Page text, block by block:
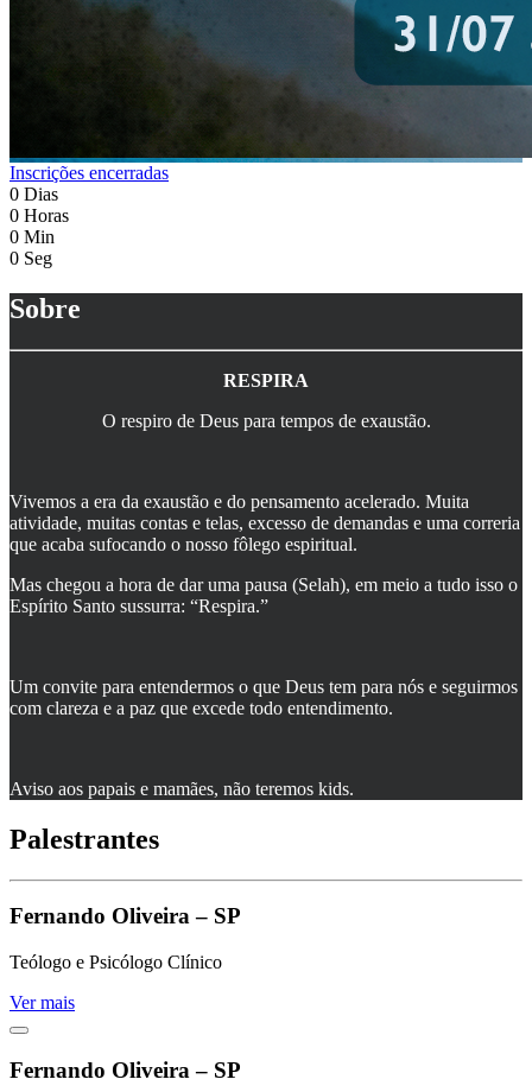
Inscrições encerradas
0 Dias
0 Horas
0 Min
0 Seg
Sobre
RESPIRA
O respiro de Deus para tempos de exaustão.
Vivemos a era da exaustão e do pensamento acelerado. Muita
atividade, muitas contas e telas, excesso de demandas e uma correria
que acaba sufocando o nosso fôlego espiritual.
Mas chegou a hora de dar uma pausa (Selah), em meio a tudo isso o
Espírito Santo sussurra: “Respira.”
Um convite para entendermos o que Deus tem para nós e seguirmos
com clareza e a paz que excede todo entendimento.
Aviso aos papais e mamães, não teremos kids.
Palestrantes
Fernando Oliveira – SP
Teólogo e Psicólogo Clínico
Ver mais
Fernando Oliveira – SP